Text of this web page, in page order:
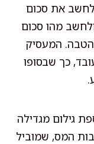
את סכום
מהו סכום
המעסיק
כך שבסופו
גילום מגדילה
המס, שמוביל